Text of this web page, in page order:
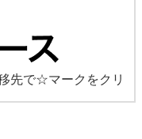
移先で☆マークをクリ